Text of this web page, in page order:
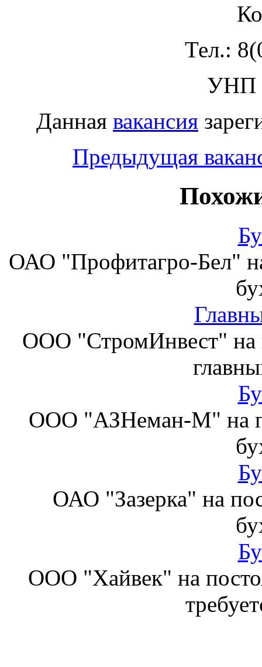
Тел.:
УНП
Данная вакансия
Предыдущая
ОАО "Профитагро-Бел"
ООО "СтромИнвест" на
ООО "АЗНеман-М" на
ОАО "Зазерка" на
ООО "Хайвек" на